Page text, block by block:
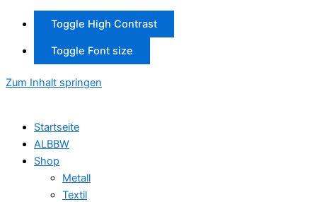
Toggle High Contrast
Toggle Font size
Zum Inhalt springen
Startseite
ALBBW
Shop
Metall
Textil